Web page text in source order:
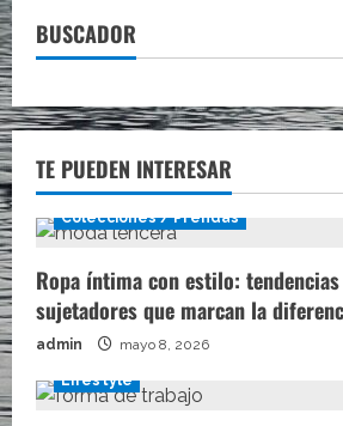
BUSCADOR
TE PUEDEN INTERESAR
Colecciones / Prendas
Ropa íntima con estilo:
sujetadores que marcan la
admin mayo 8, 2026
Lifestyle